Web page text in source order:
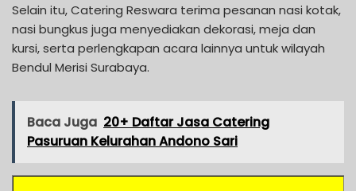
Selain itu, Catering Reswara terima pesanan nasi kotak,
nasi bungkus juga menyediakan dekorasi, meja dan
kursi, serta perlengkapan acara lainnya untuk wilayah
Bendul Merisi Surabaya.
Baca Juga 20+ Daftar Jasa Catering
Pasuruan Kelurahan Andono Sari